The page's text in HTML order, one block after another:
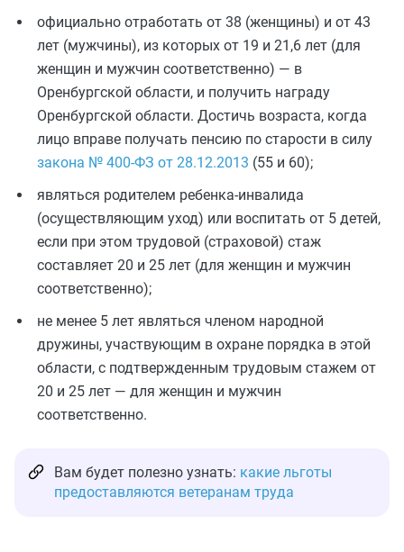
официально отработать от 38 (женщины) и от 43
лет (мужчины), из которых от 19 и 21,6 лет (для
женщин и мужчин соответственно) — в
Оренбургской области, и получить награду
Оренбургской области. Достичь возраста, когда
лицо вправе получать пенсию по старости в силу
закона № 400-ФЗ от 28.12.2013 (55 и 60);
являться родителем ребенка-инвалида
(осуществляющим уход) или воспитать от 5 детей,
если при этом трудовой (страховой) стаж
составляет 20 и 25 лет (для женщин и мужчин
соответственно);
не менее 5 лет являться членом народной
дружины, участвующим в охране порядка в этой
области, с подтвержденным трудовым стажем от
20 и 25 лет — для женщин и мужчин
соответственно.
Вам будет полезно узнать: какие льготы
предоставляются ветеранам труда